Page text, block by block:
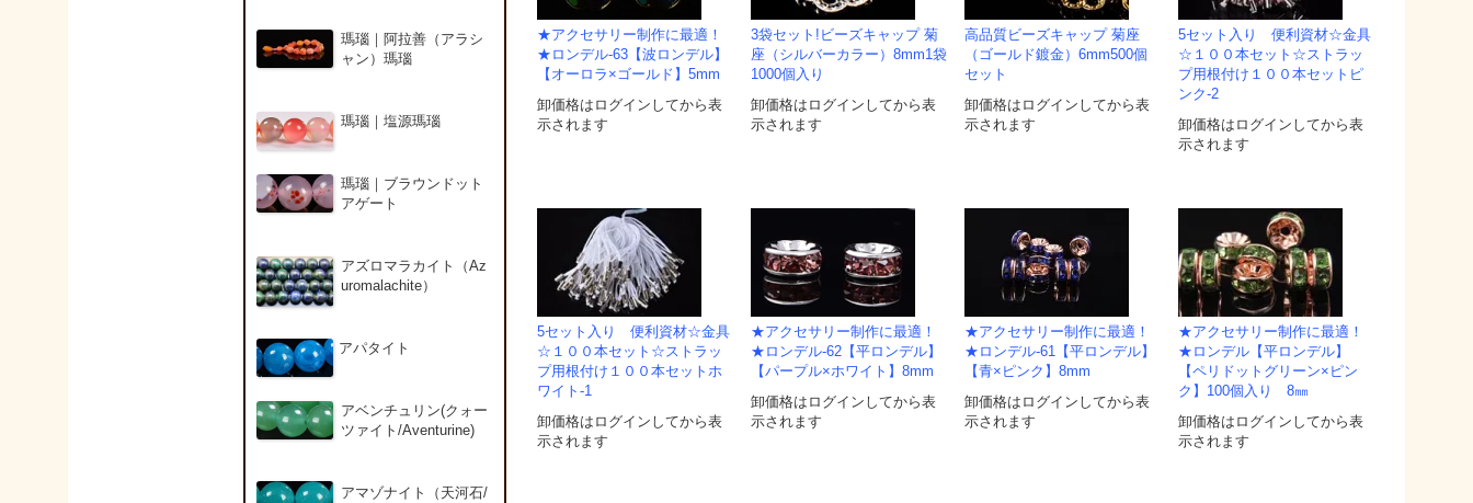
★アクセサリー制作に最適！
★ロンデル-63【波ロンデル】
【オーロラ×ゴールド】5mm
卸価格はログインしてから表
示されます
3袋セット!ビーズキャップ 菊
座（シルバーカラー）8mm1袋
1000個入り
卸価格はログインしてから表
示されます
高品質ビーズキャップ 菊座
（ゴールド鍍金）6mm500個
セット
卸価格はログインしてから表
示されます
5セット入り 便利資材☆金具
☆１００本セット☆ストラッ
プ用根付け１００本セットピ
ンク-2
卸価格はログインしてから表
示されます
5セット入り 便利資材☆金具
☆１００本セット☆ストラッ
プ用根付け１００本セットホ
ワイト-1
卸価格はログインしてから表
示されます
★アクセサリー制作に最適！
★ロンデル-62【平ロンデル】
【パープル×ホワイト】8mm
卸価格はログインしてから表
示されます
★アクセサリー制作に最適！
★ロンデル-61【平ロンデル】
【青×ピンク】8mm
卸価格はログインしてから表
示されます
★アクセサリー制作に最適！
★ロンデル【平ロンデル】
【ペリドットグリーン×ピン
ク】100個入り 8㎜
卸価格はログインしてから表
示されます
瑪瑙｜阿拉善（アラシ
ャン）瑪瑙
瑪瑙｜塩源瑪瑙
瑪瑙｜ブラウンドット
アゲート
アズロマラカイト（Az
uromalachite）
アパタイト
アベンチュリン(クォー
ツァイト/Aventurine)
アマゾナイト（天河石/